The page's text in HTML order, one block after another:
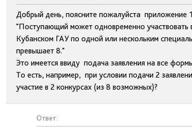
Добрый день, поясните пожалуйста приложение
"Поступающий может одновременно участвовать
Кубанском ГАУ по одной или нескольким
превышает 8."
Это имеется ввиду подача заявления на все
То есть, например, при условии подачи 2
участие в 2 конкурсах (из 8 возможных)?
Ответ: